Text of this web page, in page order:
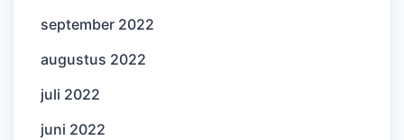
september 2022
augustus 2022
juli 2022
juni 2022